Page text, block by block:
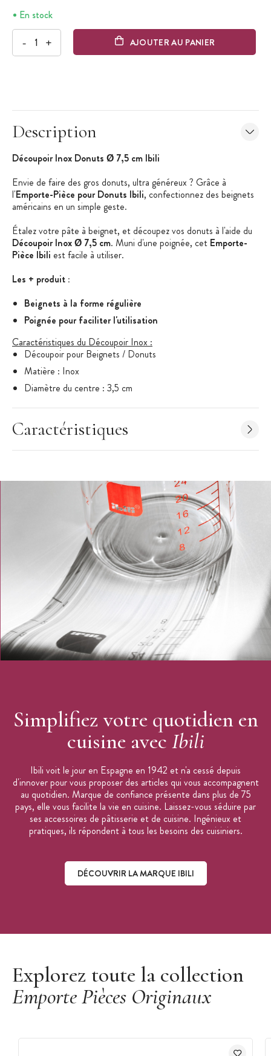
En stock
- + AJOUTER AU PANIER
Description
Découpoir Inox Donuts Ø 7,5 cm Ibili
Envie de faire des gros donuts, ultra généreux ? Grâce à
l'Emporte-Pièce pour Donuts Ibili, confectionnez des beignets
américains en un simple geste.
Étalez votre pâte à beignet, et découpez vos donuts à l'aide du
Découpoir Inox Ø 7,5 cm. Muni d'une poignée, cet Emporte-
Pièce Ibili est facile à utiliser.
Les + produit :
Beignets à la forme régulière
Poignée pour faciliter l'utilisation
Caractéristiques du Découpoir Inox :
Découpoir pour Beignets / Donuts
Matière : Inox
Diamètre du centre : 3,5 cm
Diamètre total : 7,5 cm
Conditionnement : sous blister
Découpoir avec poignée intégrée
Caractéristiques
Simplifiez votre quotidien en
cuisine avec Ibili
Ibili voit le jour en Espagne en 1942 et n'a cessé depuis
d'innover pour vous proposer des articles qui vous accompagnent
au quotidien. Marque de confiance présente dans plus de 75
pays, elle vous facilite la vie en cuisine. Laissez-vous séduire par
ses accessoires de pâtisserie et de cuisine. Ingénieux et
pratiques, ils répondent à tous les besoins des cuisiniers.
DÉCOUVRIR LA MARQUE IBILI
Explorez toute la collection
Emporte Pièces Originaux